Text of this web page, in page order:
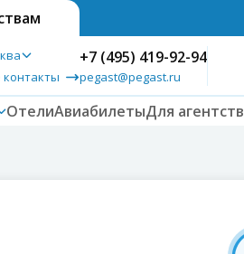
контакты
+7 (495) 419-92-94
pegast@pegast.ru
ОтелиАвиабилетыДля агентств